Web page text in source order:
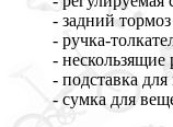
- задний тормоз
- ручка-
- нескользящие
- подставка для
- сумка для